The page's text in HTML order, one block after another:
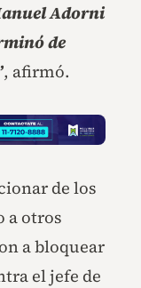
Adorni
de
, afirmó.
de los
a otros
a bloquear
el jefe de